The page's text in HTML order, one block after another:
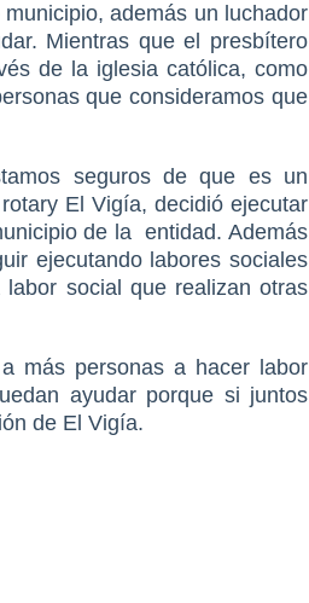
además un luchador
Mientras que el presbítero
de la iglesia católica, como
que consideramos que
seguros de que es un
El Vigía, decidió ejecutar
de la entidad. Además
ejecutando labores sociales
social que realizan otras
más personas a hacer labor
ayudar porque si juntos
de El Vigía.